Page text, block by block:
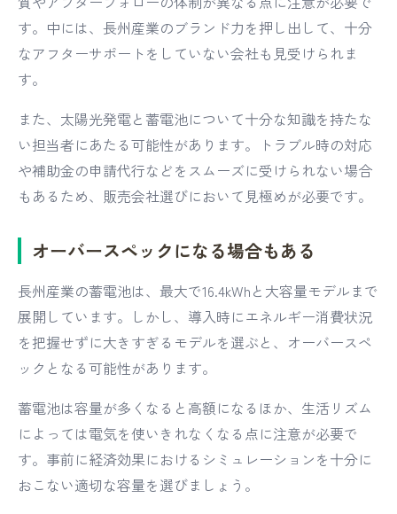
す。中には、長州産業のブランド力を押し出して、十分
なアフターサポートをしていない会社も見受けられま
す。
また、太陽光発電と蓄電池について十分な知識を持たな
い担当者にあたる可能性があります。トラブル時の対応
や補助金の申請代行などをスムーズに受けられない場合
もあるため、販売会社選びにおいて見極めが必要です。
オーバースペックになる場合もある
長州産業の蓄電池は、最大で16.4kWhと大容量モデルまで
展開しています。しかし、導入時にエネルギー消費状況
を把握せずに大きすぎるモデルを選ぶと、オーバースペ
ックとなる可能性があります。
蓄電池は容量が多くなると高額になるほか、生活リズム
によっては電気を使いきれなくなる点に注意が必要で
す。事前に経済効果におけるシミュレーションを十分に
おこない適切な容量を選びましょう。